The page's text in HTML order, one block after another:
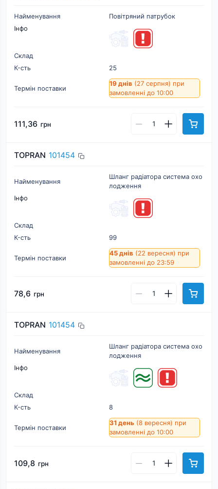
Найменування
Повітряний патрубок
Інфо
Склад
К-cть
25
Термін поставки
19 днів (27 серпня) при
замовленні до 10:00
111,36 грн
TOPRAN 101454
Найменування
Шланг радіатора система охо
лодження
Інфо
Склад
К-cть
99
Термін поставки
45 днів (22 вересня) при
замовленні до 23:59
78,6 грн
TOPRAN 101454
Найменування
Шланг радіатора система охо
лодження
Інфо
Склад
К-cть
8
Термін поставки
31 день (8 вересня) при
замовленні до 10:00
109,8 грн